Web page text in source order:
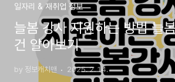
일자리 & 재취업 정보
늘봄 강사 지원하는 방법 늘
건 알아보기
by 정보캐치맨 2025. 2. 14.